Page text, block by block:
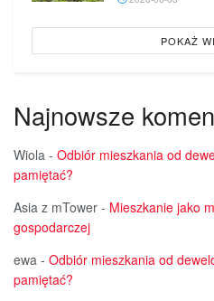
POKAŻ
Najnowsze
Wiola - Odbiór mieszkania od
pamiętać?
Asia z mTower - Mieszkanie jako
gospodarczej
ewa - Odbiór mieszkania od
pamiętać?